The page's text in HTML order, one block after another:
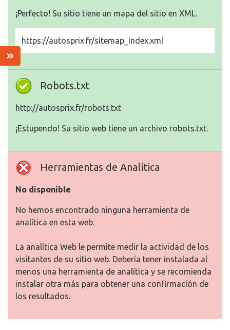
¡Perfecto! Su sitio tiene un mapa del sitio en XML.
https://autosprix.fr/sitemap_index.xml
Robots.txt
http://autosprix.fr/robots.txt
¡Estupendo! Su sitio web tiene un archivo robots.txt.
Herramientas de Analítica
No disponible
No hemos encontrado ninguna herramienta de
analítica en esta web.
La analítica Web le permite medir la actividad de los
visitantes de su sitio web. Debería tener instalada al
menos una herramienta de analítica y se recomienda
instalar otra más para obtener una confirmación de
los resultados.